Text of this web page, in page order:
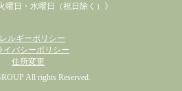
曜日・水曜日（祝日除く）》
ルギーポリシー
イバシーポリシー
住所変更
All rights Reserved.